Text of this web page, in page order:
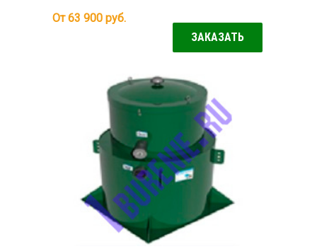
От 63 900 руб.
ЗАКАЗАТЬ